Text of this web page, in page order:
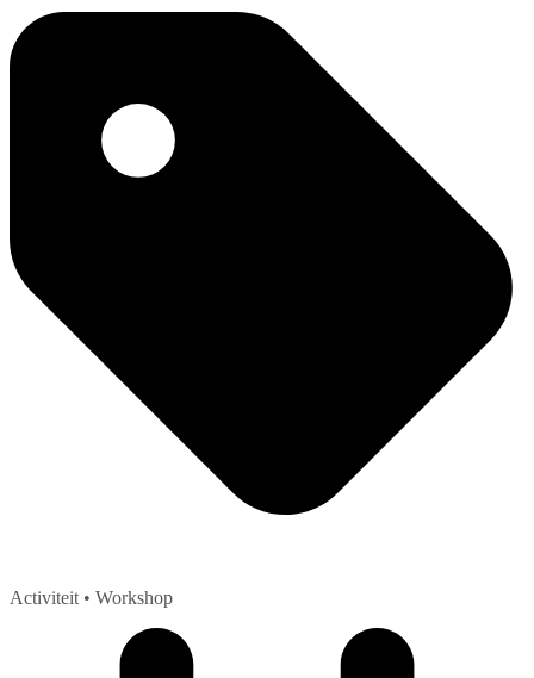
Activiteit • Workshop